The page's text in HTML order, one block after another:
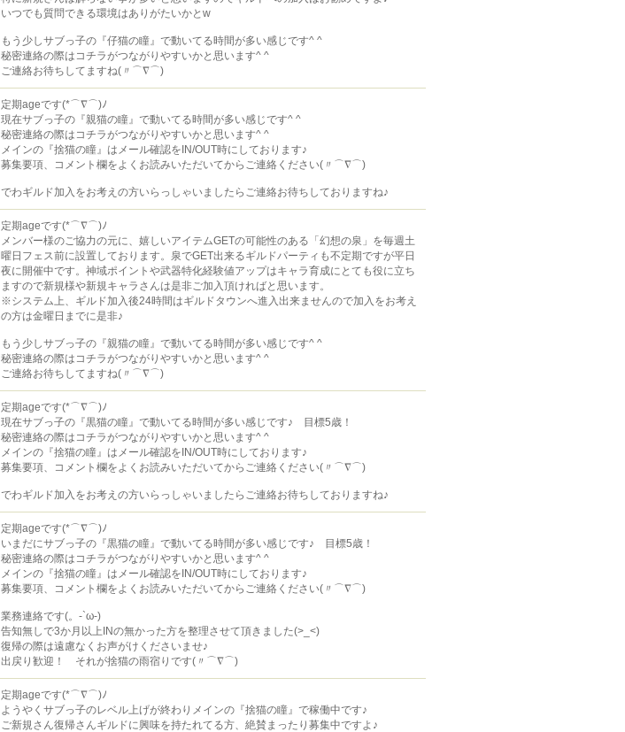
いつでも質問できる環境はありがたいかとw
もう少しサブっ子の『仔猫の瞳』で動いてる時間が多い感じです^ ^
秘密連絡の際はコチラがつながりやすいかと思います^ ^
ご連絡お待ちしてますね(〃⌒∇⌒)ゞ
定期ageです(*⌒∇⌒)ﾉ
現在サブっ子の『親猫の瞳』で動いてる時間が多い感じです^ ^
秘密連絡の際はコチラがつながりやすいかと思います^ ^
メインの『捨猫の瞳』はメール確認をIN/OUT時にしております♪
募集要項、コメント欄をよくお読みいただいてからご連絡ください(〃⌒∇⌒)ゞ
でわギルド加入をお考えの方いらっしゃいましたらご連絡お待ちしておりますね♪
定期ageです(*⌒∇⌒)ﾉ
メンバー様のご協力の元に、嬉しいアイテムGETの可能性のある「幻想の泉」を毎週土
曜日フェス前に設置しております。泉でGET出来るギルドパーティも不定期ですが平日
夜に開催中です。神域ポイントや武器特化経験値アップはキャラ育成にとても役に立ち
ますので新規様や新規キャラさんは是非ご加入頂ければと思います。
※システム上、ギルド加入後24時間はギルドタウンへ進入出来ませんので加入をお考え
の方は金曜日までに是非♪
もう少しサブっ子の『親猫の瞳』で動いてる時間が多い感じです^ ^
秘密連絡の際はコチラがつながりやすいかと思います^ ^
ご連絡お待ちしてますね(〃⌒∇⌒)ゞ
定期ageです(*⌒∇⌒)ﾉ
現在サブっ子の『黒猫の瞳』で動いてる時間が多い感じです♪ 目標5歳！
秘密連絡の際はコチラがつながりやすいかと思います^ ^
メインの『捨猫の瞳』はメール確認をIN/OUT時にしております♪
募集要項、コメント欄をよくお読みいただいてからご連絡ください(〃⌒∇⌒)ゞ
でわギルド加入をお考えの方いらっしゃいましたらご連絡お待ちしておりますね♪
定期ageです(*⌒∇⌒)ﾉ
いまだにサブっ子の『黒猫の瞳』で動いてる時間が多い感じです♪ 目標5歳！
秘密連絡の際はコチラがつながりやすいかと思います^ ^
メインの『捨猫の瞳』はメール確認をIN/OUT時にしております♪
募集要項、コメント欄をよくお読みいただいてからご連絡ください(〃⌒∇⌒)ゞ
業務連絡です(。-`ω-)
告知無しで3か月以上INの無かった方を整理させて頂きました(>_<)
復帰の際は遠慮なくお声がけくださいませ♪
出戻り歓迎！ それが捨猫の雨宿りです(〃⌒∇⌒)ゞ
定期ageです(*⌒∇⌒)ﾉ
ようやくサブっ子のレベル上げが終わりメインの『捨猫の瞳』で稼働中です♪
ご新規さん復帰さんギルドに興味を持たれてる方、絶賛まったり募集中ですよ♪